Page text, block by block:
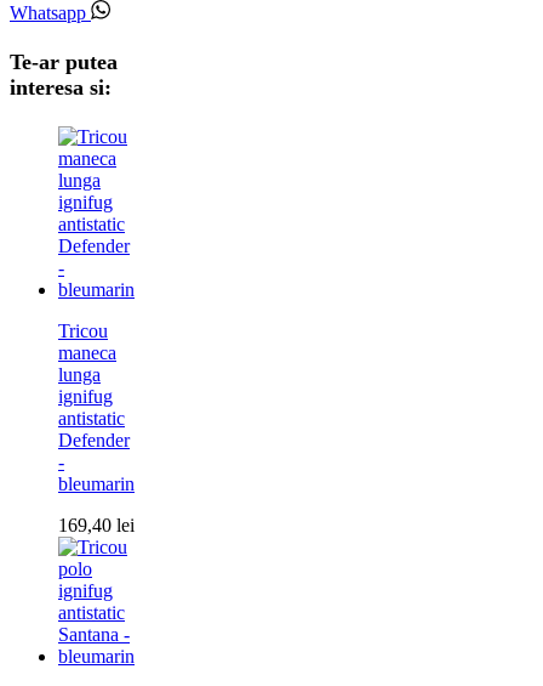
Whatsapp
Te-ar putea
interesa si:
Tricou
maneca
lunga
ignifug
antistatic
Defender
-
bleumarin
169,40 lei